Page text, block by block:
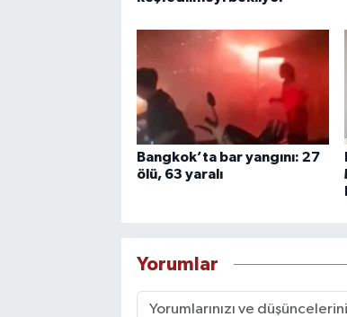
Bangkok’ta bar yangını: 27
ölü, 63 yaralı
Yorumlar